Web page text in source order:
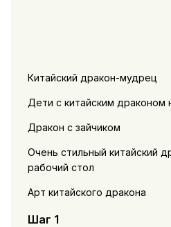
Китайский дракон-мудрец
Дети с китайским драконом
Дракон с зайчиком
Очень стильный китайский
рабочий стол
Арт китайского дракона
Шаг 1